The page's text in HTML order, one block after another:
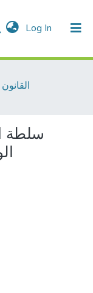
Log In (current)
Law القانون
سلطة